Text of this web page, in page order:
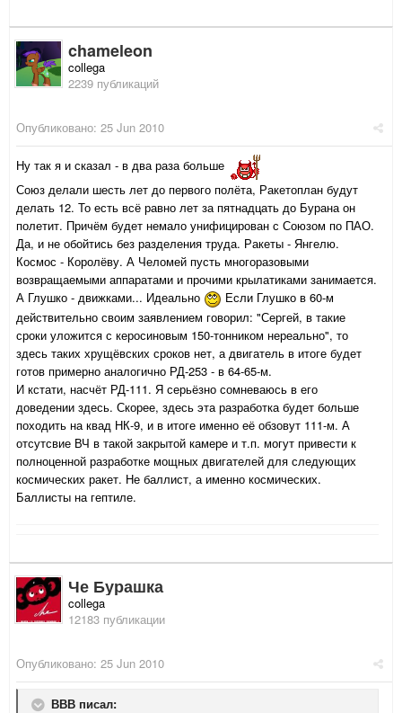
chameleon
collega
2239 публикаций
Опубликовано: 25 Jun 2010
Ну так я и сказал - в два раза больше
Союз делали шесть лет до первого полёта, Ракетоплан будут
делать 12. То есть всё равно лет за пятнадцать до Бурана он
полетит. Причём будет немало унифицирован с Союзом по ПАО.
Да, и не обойтись без разделения труда. Ракеты - Янгелю.
Космос - Королёву. А Челомей пусть многоразовыми
возвращаемыми аппаратами и прочими крылатиками занимается.
А Глушко - движками... Идеально
Если Глушко в 60-м
действительно своим заявлением говорил: "Сергей, в такие
сроки уложится с керосиновым 150-тонником нереально", то
здесь таких хрущёвских сроков нет, а двигатель в итоге будет
готов примерно аналогично РД-253 - в 64-65-м.
И кстати, насчёт РД-111. Я серьёзно сомневаюсь в его
доведении здесь. Скорее, здесь эта разработка будет больше
походить на квад НК-9, и в итоге именно её обзовут 111-м. А
отсутсвие ВЧ в такой закрытой камере и т.п. могут привести к
полноценной разработке мощных двигателей для следующих
космических ракет. Не баллист, а именно космических.
Баллисты на гептиле.
Че Бурашка
collega
12183 публикации
Опубликовано: 25 Jun 2010
ВВВ писал: